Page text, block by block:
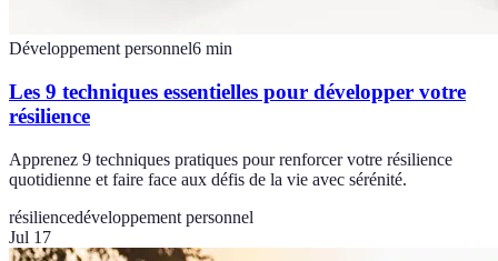
Développement personnel6 min
Les 9 techniques essentielles pour développer votre
résilience
Apprenez 9 techniques pratiques pour renforcer votre résilience
quotidienne et faire face aux défis de la vie avec sérénité.
résiliencedéveloppement personnel
Jul 17